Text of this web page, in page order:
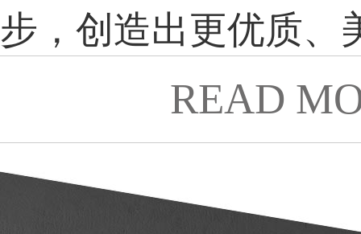
步，创造出更优质、
READ